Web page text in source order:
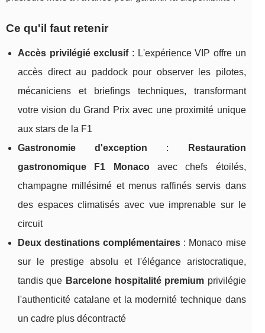
Ce qu'il faut retenir
Accès privilégié exclusif: L'expérience VIP offre un
accès direct au paddock pour observer les pilotes,
mécaniciens et briefings techniques, transformant
votre vision du Grand Prix avec une proximité unique
aux stars de la F1
Gastronomie d'exception :
Restauration
gastronomique F1 Monacoavec chefs étoilés,
champagne millésimé et menus raffinés servis dans
des espaces climatisés avec vue imprenable sur le
circuit
Deux destinations complémentaires : Monaco mise
sur le prestige absolu et l'élégance aristocratique,
tandis que Barcelone hospitalité premium privilégie
l'authenticité catalane et la modernité technique dans
un cadre plus décontracté